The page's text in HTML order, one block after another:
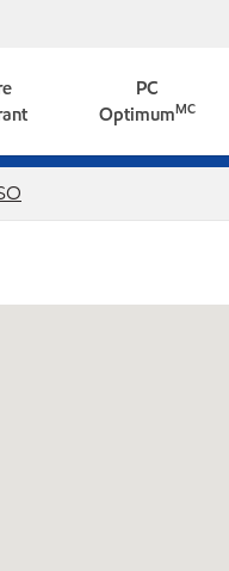
PC
OptimumMC